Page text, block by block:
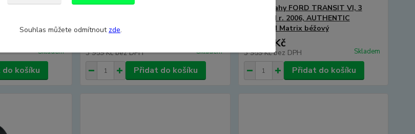
VI, 3
Skladem
košíku
Autopotahy FORD TRANSIT VI, 3
PREMIUM žakar Audi
3 959 Kčbez DPH Skladem
Přidat do košíku
Autopotahy FORD TRANSIT VI, 3
místa, od r. 2006, AUTHENTIC
PREMIUM Matrix béžový
4 790 Kč
3 959 Kčbez DPH Skladem
Přidat do košíku
Souhlas můžete odmítnout zde.